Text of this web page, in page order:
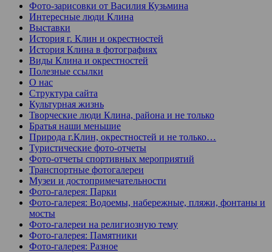
Фото-зарисовки от Василия Кузьмина
Интересные люди Клина
Выставки
История г. Клин и окрестностей
История Клина в фотографиях
Виды Клина и окрестностей
Полезные ссылки
О нас
Структура сайта
Культурная жизнь
Творческие люди Клина, района и не только
Братья наши меньшие
Природа г.Клин, окрестностей и не только…
Туристические фото-отчеты
Фото-отчеты спортивных мероприятий
Транспортные фотогалереи
Музеи и достопримечательности
Фото-галерея: Парки
Фото-галерея: Водоемы, набережные, пляжи, фонтаны и
мосты
Фото-галереи на религиозную тему
Фото-галерея: Памятники
Фото-галерея: Разное